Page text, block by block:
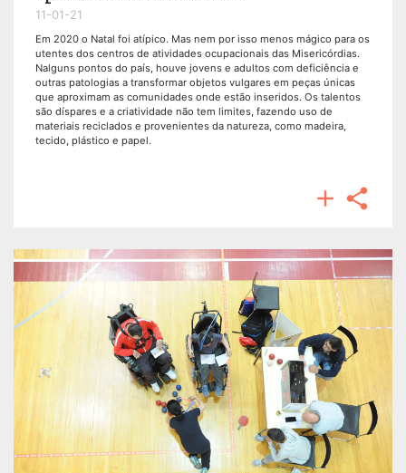
11-01-21
Em 2020 o Natal foi atípico. Mas nem por isso menos mágico para os
utentes dos centros de atividades ocupacionais das Misericórdias.
Nalguns pontos do país, houve jovens e adultos com deficiência e
outras patologias a transformar objetos vulgares em peças únicas
que aproximam as comunidades onde estão inseridos. Os talentos
são díspares e a criatividade não tem limites, fazendo uso de
materiais reciclados e provenientes da natureza, como madeira,
tecido, plástico e papel.
 